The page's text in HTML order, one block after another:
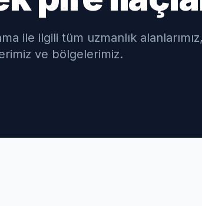
ile ilgili tüm uzmanlık alanlarımız,
ve bölgelerimiz.